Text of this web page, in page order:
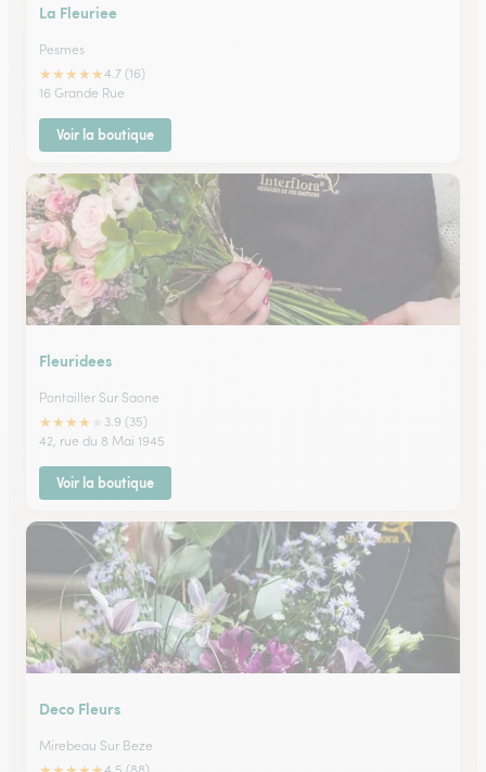
La Fleuriee
Pesmes
★★★★★4.7 (16)
16 Grande Rue
Voir la boutique
Fleuridees
Pontailler Sur Saone
★★★★
3.9 (35)
42, rue du 8 Mai 1945
Voir la boutique
Deco Fleurs
Mirebeau Sur Beze